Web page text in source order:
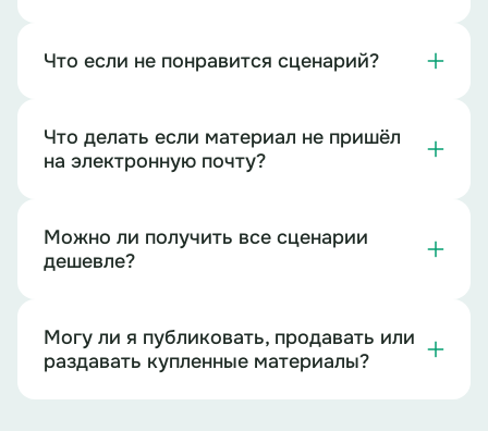
Что если не понравится сценарий?
Что делать если материал не пришёл
на электронную почту?
Можно ли получить все сценарии
дешевле?
Могу ли я публиковать, продавать или
раздавать купленные материалы?